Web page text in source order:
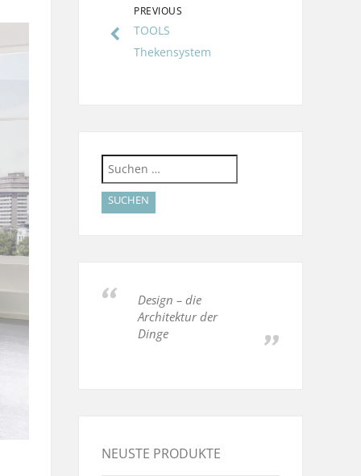
PREVIOUS
TOOLS
Thekensystem
Suchen
nach:
Design – die
Architektur der
Dinge
NEUSTE PRODUKTE